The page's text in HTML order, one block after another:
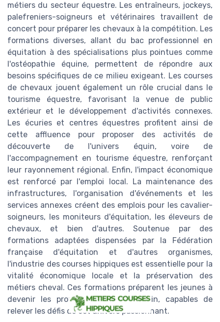
métiers du secteur équestre. Les entraîneurs, jockeys,
palefreniers-soigneurs et vétérinaires travaillent de
concert pour préparer les chevaux à la compétition. Les
formations diverses, allant du bac professionnel en
équitation à des spécialisations plus pointues comme
l'ostéopathie équine, permettent de répondre aux
besoins spécifiques de ce milieu exigeant. Les courses
de chevaux jouent également un rôle crucial dans le
tourisme équestre, favorisant la venue de public
extérieur et le développement d'activités connexes.
Les écuries et centres équestres profitent ainsi de
cette affluence pour proposer des activités de
découverte de l'univers équin, voire de
l'accompagnement en tourisme équestre, renforçant
leur rayonnement régional. Enfin, l'impact économique
est renforcé par l'emploi local. La maintenance des
infrastructures, l'organisation d'événements et les
services annexes créent des emplois pour les cavalier-
soigneurs, les moniteurs d'équitation, les éleveurs de
chevaux, et bien d'autres. Soutenue par des
formations adaptées dispensées par la Fédération
française d'équitation et d'autres organismes,
l'industrie des courses hippiques est essentielle pour la
vitalité économique locale et la préservation des
métiers cheval. Ces formations préparent les jeunes à
devenir les professionnels de demain, capables de
relever les défis de cet univers passionnant.